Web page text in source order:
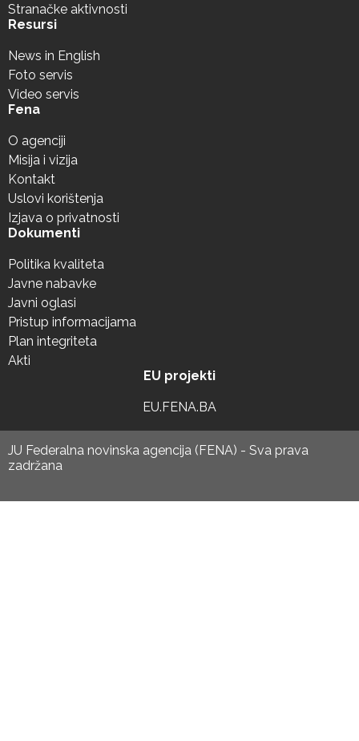
Stranačke aktivnosti
Resursi
News in English
Foto servis
Video servis
Fena
O agenciji
Misija i vizija
Kontakt
Uslovi korištenja
Izjava o privatnosti
Dokumenti
Politika kvaliteta
Javne nabavke
Javni oglasi
Pristup informacijama
Plan integriteta
Akti
EU projekti
EU.FENA.BA
JU Federalna novinska agencija (FENA) - Sva prava
zadržana